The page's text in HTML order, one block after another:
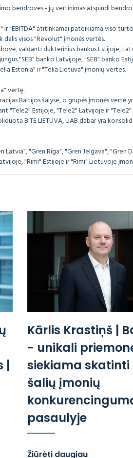
bendroves - jų vertinimas atspindi
"EBITDA" atitinkamai pateikiama viso
dalis visos "Revolut" įmonės vertės.
valdanti dukterinius bankus Estijoje,
"SEB" banko Latvijoje, "SEB" banko
Estonia" ir "Telia Lietuva" įmonių vertes.
vertę.
Baltijos šalyse, o grupės įmonės
"Tele2" Estijoje, "Tele2" Latvijoje ir
BITĖ LIETUVA, UAB dabar yra
Latvia", "Gren Riga", "Gren Jelgava",
"Rimi" Estijoje ir "Rimi" Lietuvoje
Kārlis Krastiņš |
- unikali
siekiama skatinti
šalių įmonių
pasaulyje
Žiūrėti daugiau